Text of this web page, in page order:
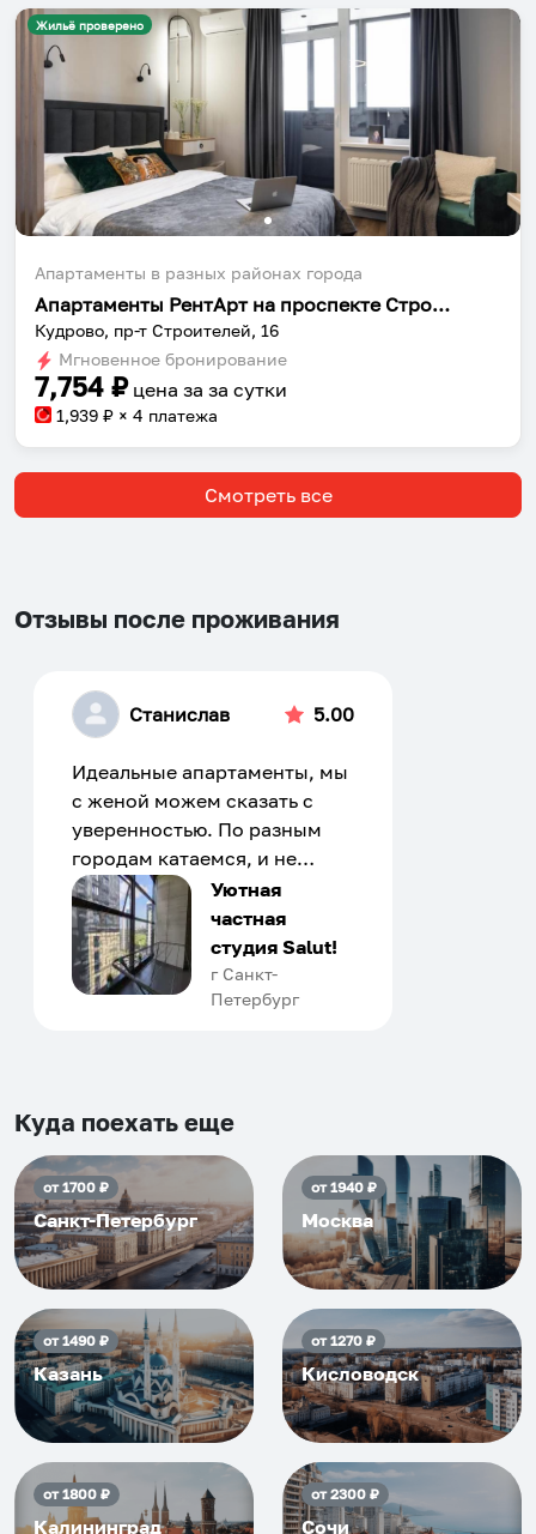
Жильё проверено
Апартаменты в разных районах города
Апартаменты РентАрт на проспекте Строителей 16
Кудрово, пр-т Строителей, 16
Мгновенное бронирование
7,754 ₽ цена за за сутки
1,939 ₽ × 4 платежа
Смотреть все
Отзывы после проживания
Станислав 5.00
Идеальные апартаменты, мы
с женой можем сказать с
уверенностью. По разным
городам катаемся, и не
только в России. Сервис на
отличном уровне. Хозяин
апартаментов доброй души
человек, всегда можно
договориться, подскажет
приезжать еще...
Уютная
частная
студия Salut!
г Санкт-
Петербург
Куда поехать еще
от1700₽
Санкт-Петербург
от1940₽
Москва
от1490₽
Казань
от1270₽
Кисловодск
от1800₽
Калининград
от2300₽
Сочи